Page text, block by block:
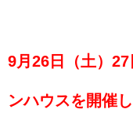
9月26日（土）
ンハウスを開催し